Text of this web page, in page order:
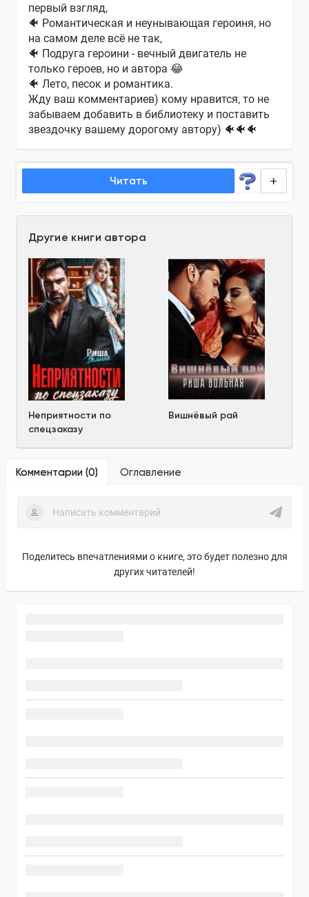
первый взгляд,
🐠 Романтическая и неунывающая героиня, но
на самом деле всё не так,
🐠 Подруга героини - вечный двигатель не
только героев, но и автора 😂
🐠 Лето, песок и романтика.
Жду ваш комментариев) кому нравится, то не
забываем добавить в библиотеку и поставить
звездочку вашему дорогому автору) 🐠🐠🐠
Читать
Другие книги автора
Неприятности по
спецзаказу
Вишнёвый рай
Комментарии (0) Оглавление
Поделитесь впечатлениями о книге, это будет полезно для
других читателей!